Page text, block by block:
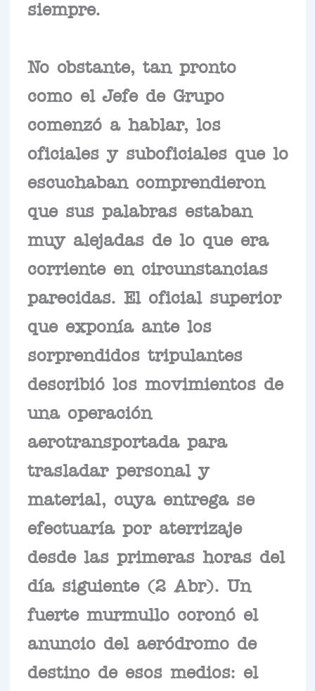
siempre.
No obstante, tan pronto
como el Jefe de Grupo
comenzó a hablar, los
oficiales y suboficiales que lo
escuchaban comprendieron
que sus palabras estaban
muy alejadas de lo que era
corriente en circunstancias
parecidas. El oficial superior
que exponía ante los
sorprendidos tripulantes
describió los movimientos de
una operación
aerotransportada para
trasladar personal y
material, cuya entrega se
efectuaría por aterrizaje
desde las primeras horas del
día siguiente (2 Abr). Un
fuerte murmullo coronó el
anuncio del aeródromo de
destino de esos medios: el